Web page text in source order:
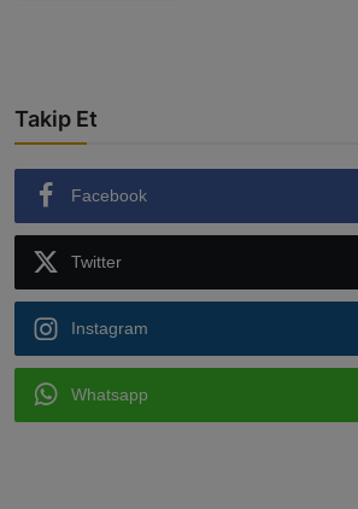
Takip Et
Facebook
Twitter
Instagram
Whatsapp